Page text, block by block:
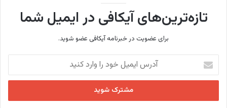
تازه‌ترین‌های آیکافی در ایمیل شما
برای عضویت در خبرنامه آیکافی عضو شوید.
ر
ا